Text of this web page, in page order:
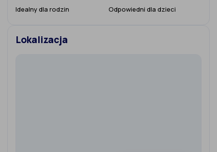
Idealny dla rodzin
Odpowiedni dla dzieci
Lokalizacja